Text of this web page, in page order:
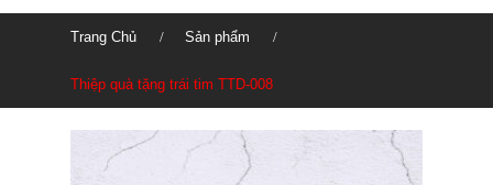
Trang Chủ Sản phẩm
Thiệp quà tặng trái tim TTD-008